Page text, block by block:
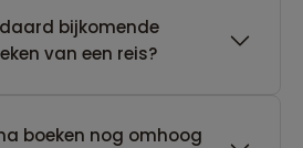
bijkomende
van een reis?
boeken nog omhoog